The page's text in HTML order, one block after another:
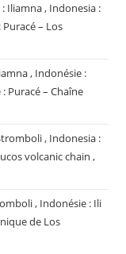
: Iliamna , Indonesia :
– Los
, Indonésie :
Puracé – Chaîne
, Indonesia :
volcanic chain ,
, Indonésie : Ili
de Los